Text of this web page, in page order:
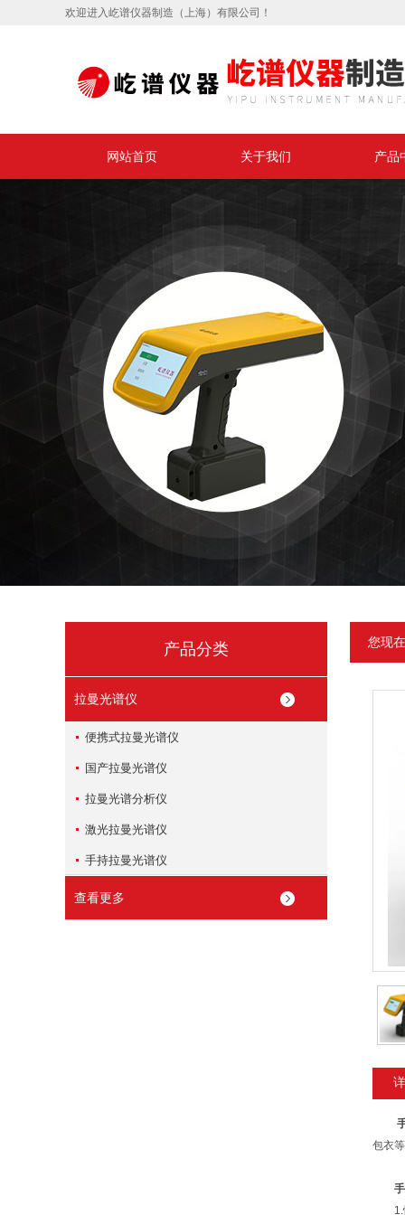
欢迎进入屹谱仪器制造（上海）有限公司！
网站首页 关于我们 产品
产品分类
拉曼光谱仪
便携式拉曼光谱仪
国产拉曼光谱仪
拉曼光谱分析仪
激光拉曼光谱仪
手持拉曼光谱仪
查看更多
您现
包衣
1.快